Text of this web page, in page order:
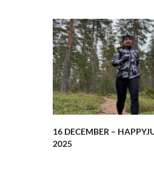
16 DECEMBER –
2025